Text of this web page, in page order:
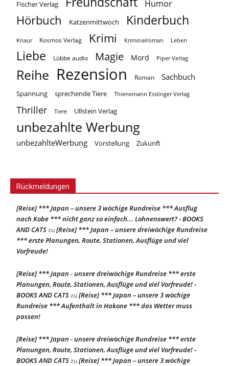
Fischer Verlag Humor
Hörbuch Katzenmittwoch Kinderbuch
Knaur Kosmos Verlag Krimi Kriminalroman Leben
Liebe Lübbe audio Magie Mord Piper Verlag
Reihe Rezension Roman Sachbuch
Spannung sprechende Tiere Thienemann Esslinger Verlag
Thriller Tiere Ullstein Verlag
unbezahlte Werbung
unbezahlteWerbung Vorstellung Zukunft
Rückmeldungen
[Reise] *** Japan – unsere 3 wöchige Rundreise *** Ausflug
nach Kobe *** nicht ganz so einfach... Lohnenswert? - BOOKS
AND CATSzu[Reise] *** Japan – unsere dreiwöchige Rundreise
*** erste Planungen, Route, Stationen, Ausflüge und viel
Vorfreude!
[Reise] *** Japan - unsere dreiwöchige Rundreise *** erste
Planungen, Route, Stationen, Ausflüge und viel Vorfreude! -
BOOKS AND CATSzu[Reise] *** Japan – unsere 3 wöchige
Rundreise *** Aufenthalt in Hakone *** das Wetter muss
passen!
[Reise] *** Japan - unsere dreiwöchige Rundreise *** erste
Planungen, Route, Stationen, Ausflüge und viel Vorfreude! -
BOOKS AND CATSzu[Reise] *** Japan – unsere 3 wöchige